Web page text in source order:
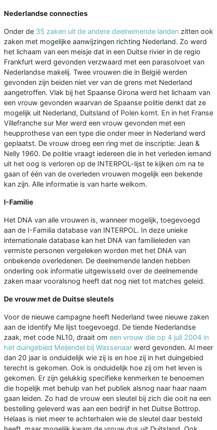
Nederlandse connecties
Onder de 35 zaken uit de andere deelnemende landen zitten ook
zaken met mogelijke aanwijzingen richting Nederland. Zo werd
het lichaam van een meisje dat in een Duitse rivier in de regio
Frankfurt werd gevonden verzwaard met een parasolvoet van
Nederlandse makelij. Twee vrouwen die in België werden
gevonden zijn beiden niet ver van de grens met Nederland
aangetroffen. Vlak bij het Spaanse Girona werd het lichaam van
een vrouw gevonden waarvan de Spaanse politie denkt dat ze
mogelijk uit Nederland, Duitsland of Polen komt. En in het Franse
Villefranche sur Mer werd een vrouw gevonden met een
heupprothese van een type die onder meer in Nederland werd
geplaatst. De vrouw droeg een ring met de inscriptie: Jean &
Nelly 1960. De politie vraagt iedereen die in het verleden iemand
uit het oog is verloren op de INTERPOL-lijst te kijken om na te
gaan of één van de overleden vrouwen mogelijk een bekende
kan zijn. Alle informatie is van harte welkom.
I-Familie
Het DNA van alle vrouwen is, wanneer mogelijk, toegevoegd
aan de I-Familia database van INTERPOL. In deze unieke
internationale database kan het DNA van familieleden van
vermiste personen vergeleken worden met het DNA van
onbekende overledenen. De deelnemende landen hebben
onderling ook informatie uitgewisseld over de deelnemende
zaken maar vooralsnog heeft dat nog niet tot matches geleid.
De vrouw met de Duitse sleutels
Voor de nieuwe campagne heeft Nederland twee nieuwe zaken
aan de Identify Me lijst toegevoegd. De tiende Nederlandse
zaak, met code NL10, draait om een vrouw die op 4 juli 2004 in
het duingebied Meijendel bij Wassenaar werd gevonden. Al meer
dan 20 jaar is onduidelijk wie zij is en hoe zij in het duingebied
terecht is gekomen. Ook is onduidelijk hoe zij om het leven is
gekomen. Er zijn gelukkig specifieke kenmerken te benoemen
die hopelijk met behulp van het publiek alsnog naar haar naam
gaan leiden. Zo had de vrouw een sleutel bij zich die ooit na een
bestelling geleverd was aan een bedrijf in het Duitse Bottrop.
Helaas is niet meer te achterhalen wie de sleutel daar besteld